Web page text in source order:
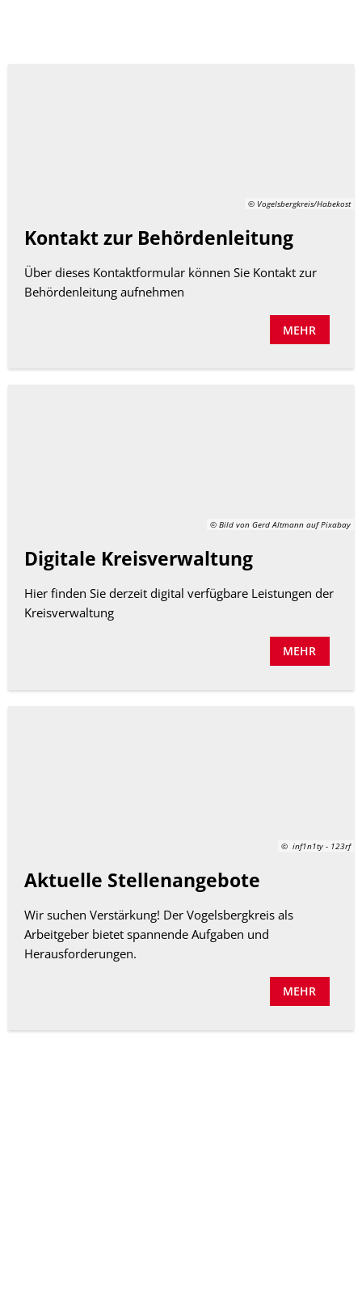
© Vogelsbergkreis/Habekost
Kontakt zur Behördenleitung
Über dieses Kontaktformular können Sie Kontakt zur
Behördenleitung aufnehmen
MEHR
© Bild von Gerd Altmann auf Pixabay
Digitale Kreisverwaltung
Hier finden Sie derzeit digital verfügbare Leistungen der
Kreisverwaltung
MEHR
© inf1n1ty - 123rf
Aktuelle Stellenangebote
Wir suchen Verstärkung! Der Vogelsbergkreis als
Arbeitgeber bietet spannende Aufgaben und
Herausforderungen.
MEHR